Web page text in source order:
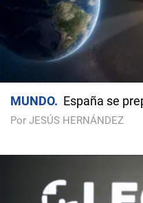
MUNDO España se
Por JESÚS HERNÁNDEZ